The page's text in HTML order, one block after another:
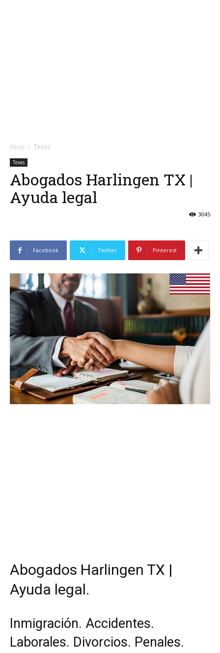
Inicio Texas
Texas
Abogados Harlingen TX |
Ayuda legal
3045
Facebook Twitter Pinterest
Abogados Harlingen TX |
Ayuda legal.
Inmigración. Accidentes.
Laborales. Divorcios. Penales.